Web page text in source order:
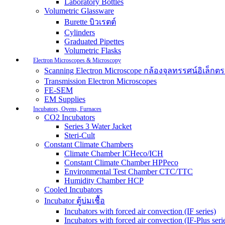
Laboratory Bottles
Volumetric Glassware
Burette บิวเรตต์
Cylinders
Graduated Pipettes
Volumetric Flasks
Electron Microscopes & Microscopy
Scanning Electron Microscope กล้องจุลทรรศน์อิเล็ก
Transmission Electron Microscopes
FE-SEM
EM Supplies
Incubators, Ovens, Furnaces
CO2 Incubators
Series 3 Water Jacket
Steri-Cult
Constant Climate Chambers
Climate Chamber ICHeco/ICH
Constant Climate Chamber HPPeco
Environmental Test Chamber CTC/TTC
Humidity Chamber HCP
Cooled Incubators
Incubator ตู้บ่มเชื้อ
Incubators with forced air convection (IF series)
Incubators with forced air convection (IF-Plus